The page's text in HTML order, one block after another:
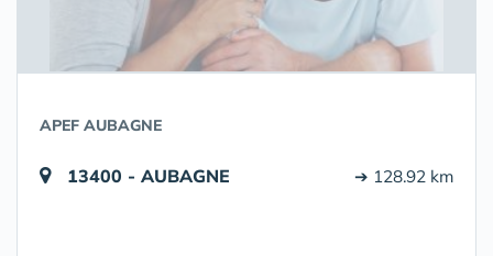
APEF AUBAGNE
13400 - AUBAGNE ➔ 128.92 km